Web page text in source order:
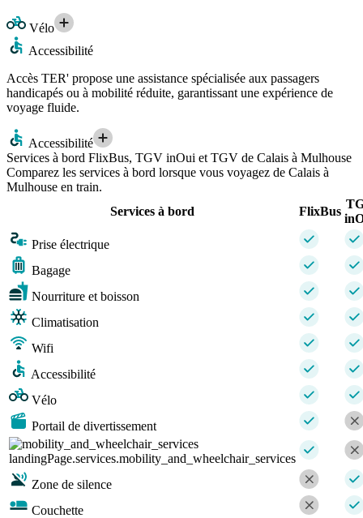
Vélo
Accessibilité
Accès TER' propose une assistance spécialisée aux passagers
handicapés ou à mobilité réduite, garantissant une expérience de
voyage fluide.
Accessibilité
Services à bord FlixBus, TGV inOui et TGV de Calais à Mulhouse
Comparez les services à bord lorsque vous voyagez de Calais à
Mulhouse en train.
Services à bord
FlixBus
Prise électrique
Bagage
Nourriture et boisson
Climatisation
Wifi
Accessibilité
Vélo
Portail de divertissement
landingPage.services.mobility_and_wheelchair_services
Zone de silence
Couchette